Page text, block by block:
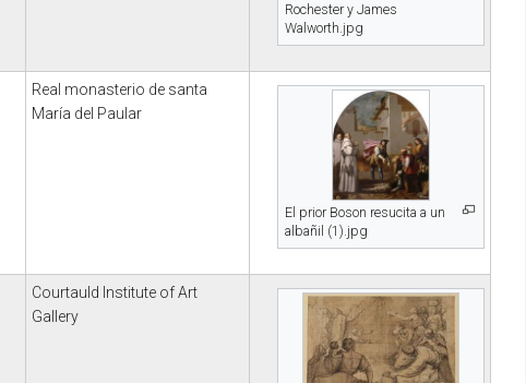
Rochester y James
Walworth.jpg
Real monasterio de santa
María del Paular
El prior Boson resucita a un
albañil (1).jpg
Courtauld Institute of Art
Gallery